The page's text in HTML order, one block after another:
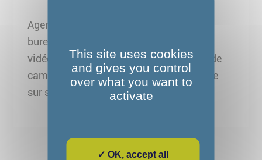
Agent de sécurité vu de dos, assis à un
bureau, surveillant des écrans de
vidéosurveillance affichant des images de
caméras. Le mot « SÉCURITÉ » est visible
sur son uniforme
This site uses cookies
and gives you control
over what you want to
activate
✓ OK, accept all